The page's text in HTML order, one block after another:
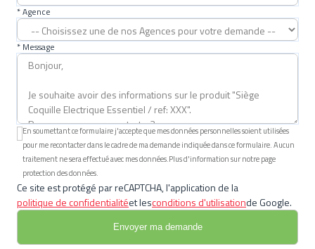
* Agence
* Message
En soumettant ce formulaire j'accepte que mes données personnelles soient utilisées
pour me recontacter dans le cadre de ma demande indiquée dans ce formulaire. Aucun
traitement ne sera effectué avec mes données.Plus d'information sur notre page
protection des données.
Ce site est protégé par reCAPTCHA, l'application de la
politique de confidentialitéet lesconditions d'utilisationde Google.